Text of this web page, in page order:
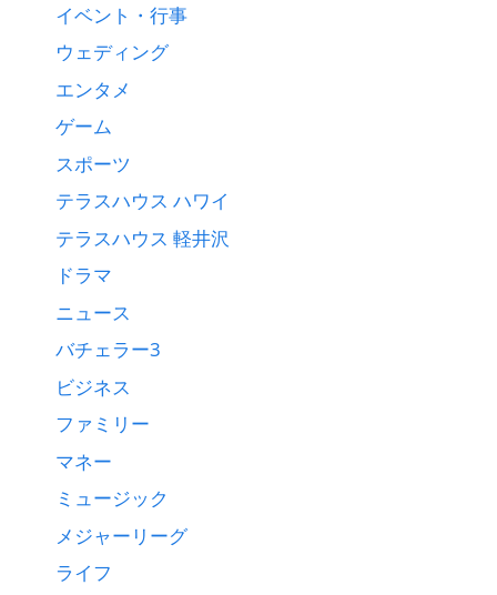
イベント・行事
ウェディング
エンタメ
ゲーム
スポーツ
テラスハウス ハワイ
テラスハウス 軽井沢
ドラマ
ニュース
バチェラー3
ビジネス
ファミリー
マネー
ミュージック
メジャーリーグ
ライフ